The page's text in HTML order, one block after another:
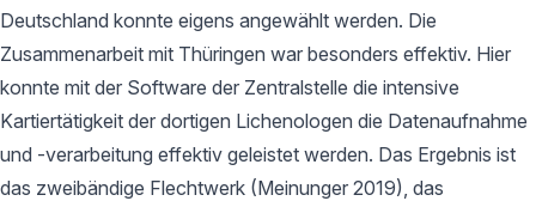
Deutschland konnte eigens angewählt werden. Die
Zusammenarbeit mit Thüringen war besonders effektiv. Hier
konnte mit der Software der Zentralstelle die intensive
Kartiertätigkeit der dortigen Lichenologen die Datenaufnahme
und -verarbeitung effektiv geleistet werden. Das Ergebnis ist
das zweibändige Flechtwerk (Meinunger 2019), das